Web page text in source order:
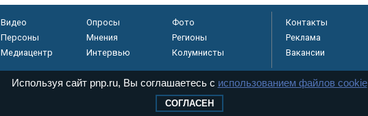
Видео Опросы
Фото
Персоны
Мнения
Регионы
Медиацентр
Интервью Колумнисты
Контакты
Реклама
Вакансии
Используя сайт pnp.ru, Вы соглашаетесь с использованием файлов cookie
СОГЛАСЕН